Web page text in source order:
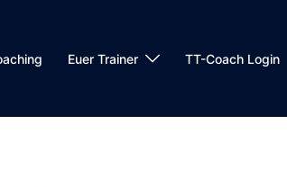
Euer Trainer TT-Coach Login